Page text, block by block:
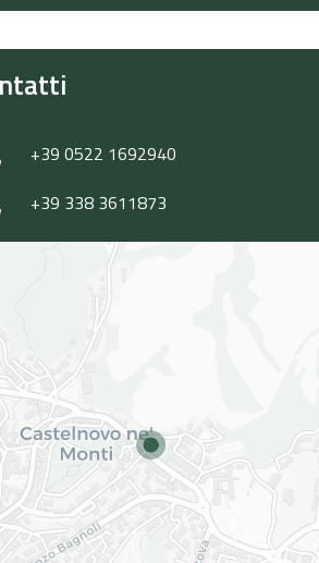
+39 0522 1692940
+39 338 3611873